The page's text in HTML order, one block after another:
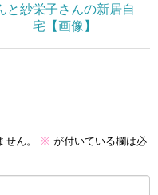
と紗栄子さんの新居自
宅【画像】
ん。 ※ が付いている欄は必